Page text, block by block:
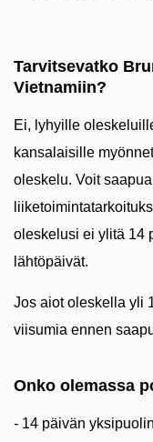
Tarvitsevatko
Vietnamiin?
Ei, lyhyille
kansalaisille
oleskelu. Voit
oleskelusi ei ylitä 14
lähtöpäivät.
Jos aiot oleskella yli
viisumia ennen
Onko olemassa
- 14 päivän